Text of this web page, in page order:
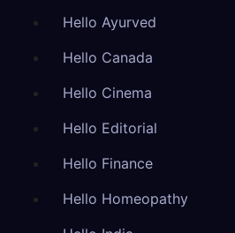
Hello Ayurved
Hello Canada
Hello Cinema
Hello Editorial
Hello Finance
Hello Homeopathy